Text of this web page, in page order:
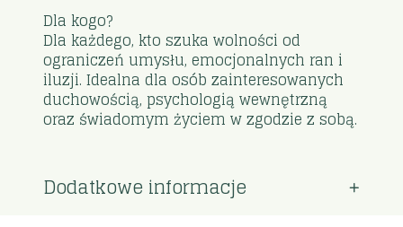
Dla kogo?
Dla każdego, kto szuka wolności od
ograniczeń umysłu, emocjonalnych ran i
iluzji. Idealna dla osób zainteresowanych
duchowością, psychologią wewnętrzną
oraz świadomym życiem w zgodzie z sobą.
Dodatkowe informacje